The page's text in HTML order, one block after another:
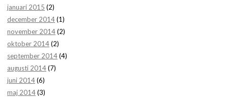
januari 2015 (2)
december 2014(1)
november 2014(2)
oktober 2014(2)
september 2014(4)
augusti 2014(7)
juni 2014(6)
maj 2014(3)